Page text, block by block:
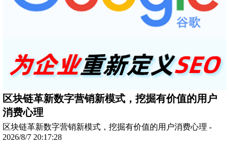
区块链革新数字营销新模式，挖掘有价值的用户
消费心理
区块链革新数字营销新模式，挖掘有价值的用户消费心理 -
2026/8/7 20:17:28